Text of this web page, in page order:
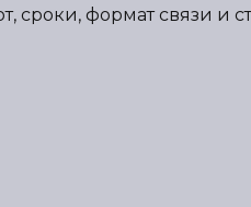
сроки, формат связи и